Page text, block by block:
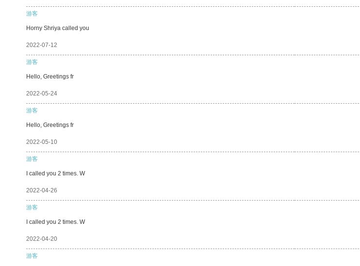
游客
Horny Shriya called you
2022-07-12
游客
Hello, Greetings fr
2022-05-24
游客
Hello, Greetings fr
2022-05-10
游客
I called you 2 times. W
2022-04-26
游客
I called you 2 times. W
2022-04-20
游客